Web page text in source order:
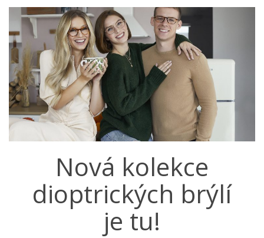
Nová kolekce
dioptrických brýlí
je tu!